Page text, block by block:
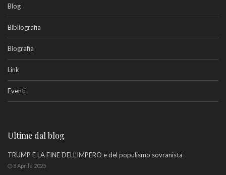
Blog
Bibliografia
Biografia
Link
Eventi
Ultime dal blog
TRUMP E LA FINE DELL’IMPERO e del populismo sovranista
8 Aprile 2025